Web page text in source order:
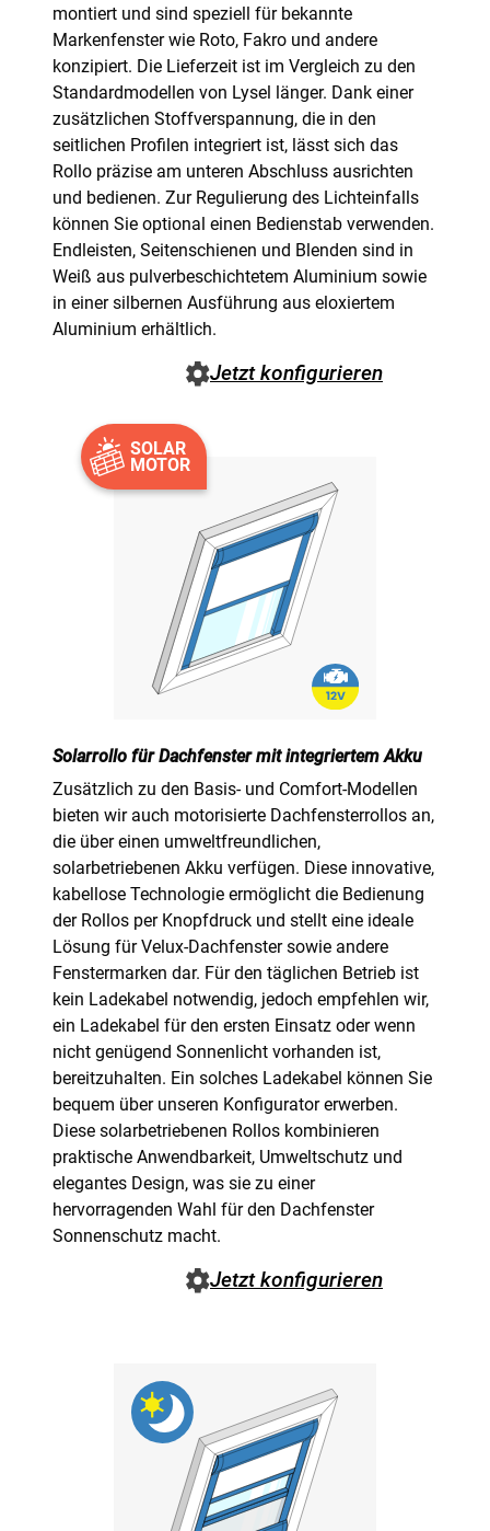
montiert und sind speziell für bekannte
Markenfenster wie Roto, Fakro und andere
konzipiert. Die Lieferzeit ist im Vergleich zu den
Standardmodellen von Lysel länger. Dank einer
zusätzlichen Stoffverspannung, die in den
seitlichen Profilen integriert ist, lässt sich das
Rollo präzise am unteren Abschluss ausrichten
und bedienen. Zur Regulierung des Lichteinfalls
können Sie optional einen Bedienstab verwenden.
Endleisten, Seitenschienen und Blenden sind in
Weiß aus pulverbeschichtetem Aluminium sowie
in einer silbernen Ausführung aus eloxiertem
Aluminium erhältlich.
Jetzt konfigurieren
SOLAR
MOTOR
Solarrollo für Dachfenster mit integriertem Akku
Zusätzlich zu den Basis- und Comfort-Modellen
bieten wir auch motorisierte Dachfensterrollos an,
die über einen umweltfreundlichen,
solarbetriebenen Akku verfügen. Diese innovative,
kabellose Technologie ermöglicht die Bedienung
der Rollos per Knopfdruck und stellt eine ideale
Lösung für Velux-Dachfenster sowie andere
Fenstermarken dar. Für den täglichen Betrieb ist
kein Ladekabel notwendig, jedoch empfehlen wir,
ein Ladekabel für den ersten Einsatz oder wenn
nicht genügend Sonnenlicht vorhanden ist,
bereitzuhalten. Ein solches Ladekabel können Sie
bequem über unseren Konfigurator erwerben.
Diese solarbetriebenen Rollos kombinieren
praktische Anwendbarkeit, Umweltschutz und
elegantes Design, was sie zu einer
hervorragenden Wahl für den Dachfenster
Sonnenschutz macht.
Jetzt konfigurieren